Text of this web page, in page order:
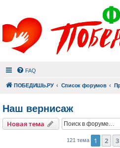
FAQ
ПОБЕДИШЬ.РУ Список форумов
Наш вернисаж
Новая тема
121 тема 1 2 3